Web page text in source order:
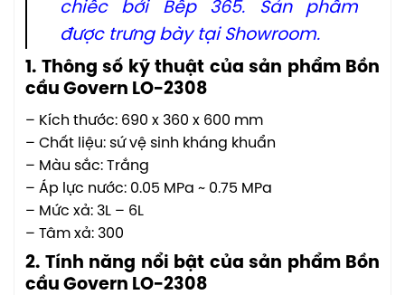
chiếc bởi Bếp 365. Sản phẩm
được trưng bày tại Showroom.
1. Thông số kỹ thuật của sản phẩm Bồn
cầu Govern LO-2308
– Kích thước: 690 x 360 x 600 mm
– Chất liệu: sứ vệ sinh kháng khuẩn
– Màu sắc: Trắng
– Áp lực nước: 0.05 MPa ~ 0.75 MPa
– Mức xả: 3L – 6L
– Tâm xả: 300
2. Tính năng nổi bật của sản phẩmBồn
cầu Govern LO-2308